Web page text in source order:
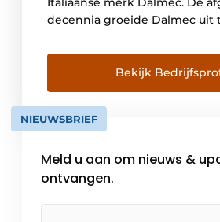
decennia groeide Dalmec uit
bijzondere toestellen. Vanuit
in Roeselare bedienen we het
zijn voor Dalmec de
pneumatische manipulatoren
Onder onze klanten […]
Bekijk
NIEUWSBRIEF
Meld u aan om nieuws &
ontvangen.